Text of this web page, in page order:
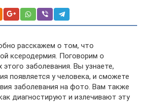
расскажем о том, что
ксеродермия. Поговорим о
заболевания. Вы узнаете,
появляется у человека, и сможете
заболевания на фото. Вам также
диагностируют и излечивают эту